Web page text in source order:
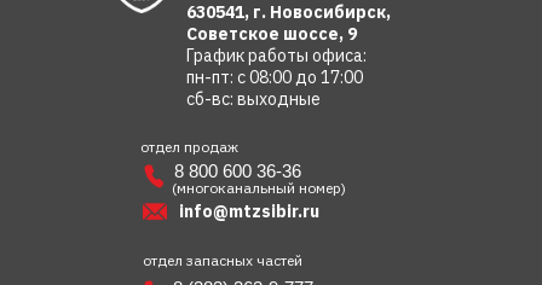
630541, г. Новосибирск,
Советское шоссе, 9
График работы офиса:
пн-пт: с 08:00 до 17:00
сб-вс: выходные
отдел запасных частей
info@mtzsibir.ru
отдел продаж
(многоканальный номер)
8 800 600 36-36